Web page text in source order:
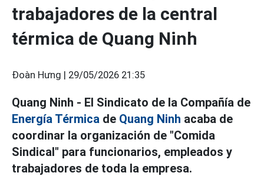
trabajadores de la central
térmica de Quang Ninh
Đoàn Hưng | 29/05/2026 21:35
Quang Ninh - El Sindicato de la Compañía de
Energía Térmica de Quang Ninh acaba de
coordinar la organización de "Comida
Sindical" para funcionarios, empleados y
trabajadores de toda la empresa.